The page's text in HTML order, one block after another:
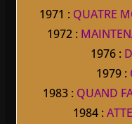
1971 : QUATRE
1972 :
1976 :
1979 :
1983 : QUAND
1984 :